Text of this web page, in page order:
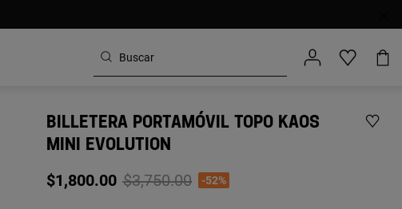
BILLETERA PORTAMÓVIL TOPO KAOS
MINI EVOLUTION
$1,800.00 Price reduced from
$3,750.00to-52%